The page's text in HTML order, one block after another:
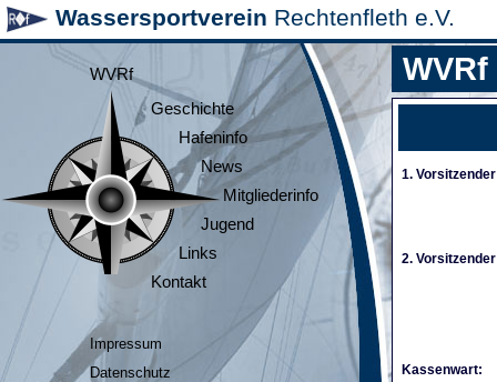
Wassersportverein Rechtenfleth e.V.
WVRf
Geschichte
Hafeninfo
News
Mitgliederinfo
Jugend
Links
Kontakt
Impressum
Datenschutz
WVRf
1.
2.
Kassenwart: